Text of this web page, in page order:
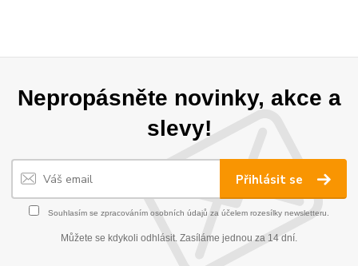
Nepropásněte novinky, akce a
slevy!
Přihlásit se
Souhlasím se zpracováním osobních údajů za účelem rozesílky newsletteru.
Můžete se kdykoli odhlásit. Zasíláme jednou za 14 dní.